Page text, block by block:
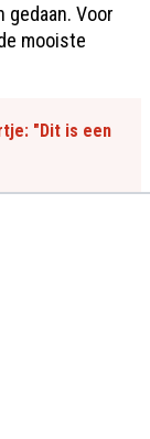
gedaan. Voor
mooiste
"Dit is een